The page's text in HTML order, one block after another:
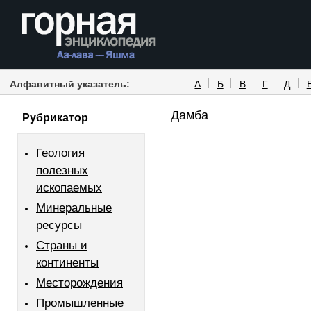
Алфавитный указатель: А Б В Г Д
Рубрикатор
Геология
полезных
ископаемых
Минеральные
ресурсы
Страны и
континенты
Месторождения
Промышленные
Дамба